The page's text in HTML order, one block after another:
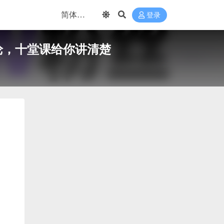
登录
十堂课给你讲清楚